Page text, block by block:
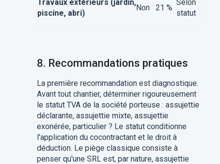
Travaux extérieurs (jardin,
piscine, abri)
Non 21 %
Selon
statut
8. Recommandations pratiques
La première recommandation est diagnostique.
Avant tout chantier, déterminer rigoureusement
le statut TVA de la société porteuse : assujettie
déclarante, assujettie mixte, assujettie
exonérée, particulier ? Le statut conditionne
l'application du cocontractant et le droit à
déduction. Le piège classique consiste à
penser qu'une SRL est, par nature, assujettie